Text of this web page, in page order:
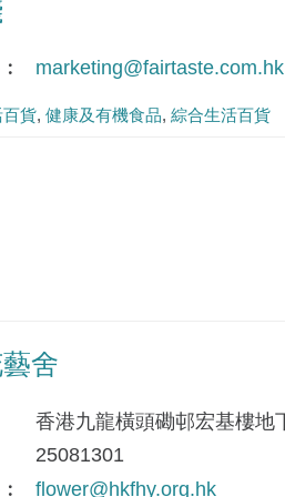
marketing@fairtaste.com.hk
貨 健康及有機食品 綜合生活百貨
舍
香港九龍橫頭磡邨宏基樓地
25081301
flower@hkfhy.org.hk